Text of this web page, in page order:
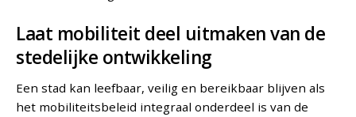
Laat mobiliteit deel uitmaken van de
stedelijke ontwikkeling
Een stad kan leefbaar, veilig en bereikbaar blijven als
het mobiliteitsbeleid integraal onderdeel is van de